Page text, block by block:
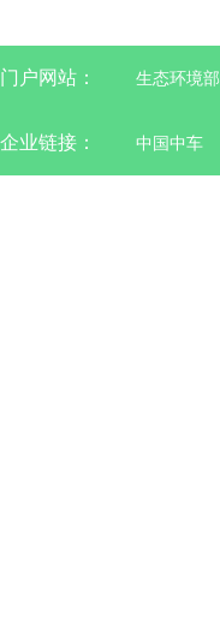
门户网站： 生态环境部
企业链接： 中国中车